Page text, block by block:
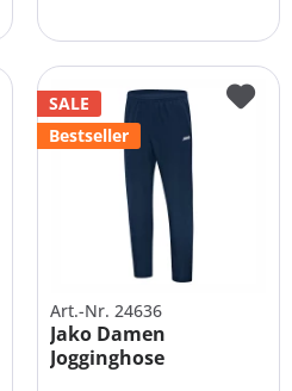
SALE
Bestseller
Art.-Nr. 24636
Jako Damen
Jogginghose